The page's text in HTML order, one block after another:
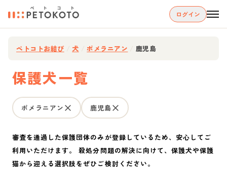
ログイン
ペトコトお結び 犬 ポメラニアン 鹿児島
保護犬一覧
ポメラニアン 鹿児島
審査を通過した保護団体のみが登録しているため、安心してご
利用いただけます。 殺処分問題の解決に向けて、保護犬や保護
猫から迎える選択肢をぜひご検討ください。